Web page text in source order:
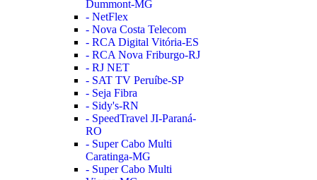
Dummont-MG
- NetFlex
- Nova Costa Telecom
- RCA Digital Vitória-ES
- RCA Nova Friburgo-RJ
- RJ NET
- SAT TV Peruíbe-SP
- Seja Fibra
- Sidy's-RN
- SpeedTravel JI-Paraná-
RO
- Super Cabo Multi
Caratinga-MG
- Super Cabo Multi